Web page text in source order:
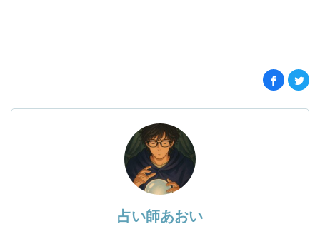
占い師あおい